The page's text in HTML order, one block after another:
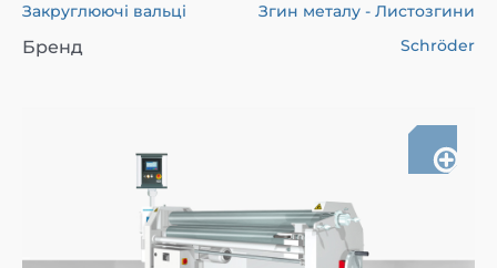
Закруглюючі вальці Згин металу - Листозгини
Бренд Schröder